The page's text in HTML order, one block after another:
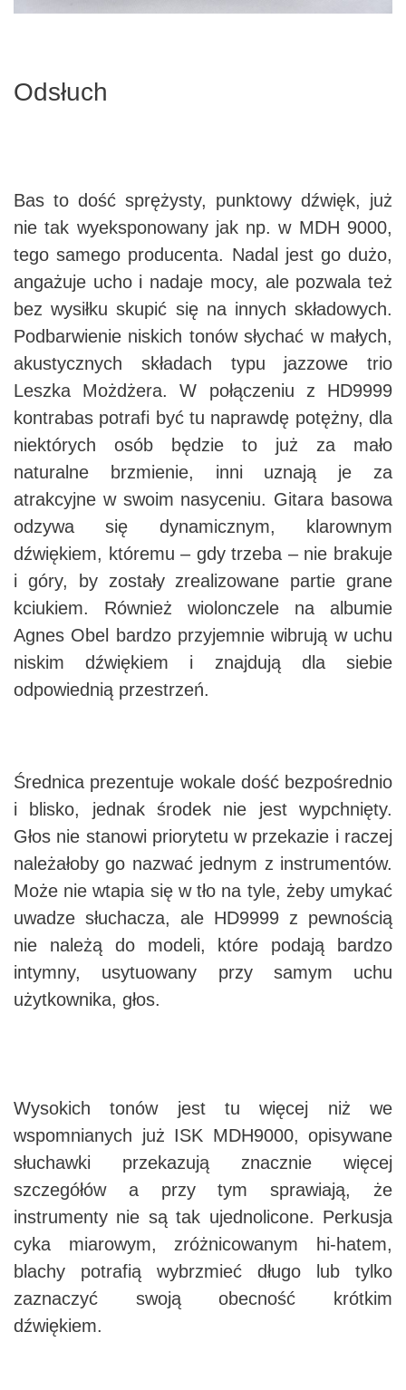
Odsłuch
Bas to dość sprężysty, punktowy dźwięk, już
nie tak wyeksponowany jak np. w MDH 9000,
tego samego producenta. Nadal jest go dużo,
angażuje ucho i nadaje mocy, ale pozwala też
bez wysiłku skupić się na innych składowych.
Podbarwienie niskich tonów słychać w małych,
akustycznych składach typu jazzowe trio
Leszka Możdżera. W połączeniu z HD9999
kontrabas potrafi być tu naprawdę potężny, dla
niektórych osób będzie to już za mało
naturalne brzmienie, inni uznają je za
atrakcyjne w swoim nasyceniu. Gitara basowa
odzywa się dynamicznym, klarownym
dźwiękiem, któremu – gdy trzeba – nie brakuje
i góry, by zostały zrealizowane partie grane
kciukiem. Również wiolonczele na albumie
Agnes Obel bardzo przyjemnie wibrują w uchu
niskim dźwiękiem i znajdują dla siebie
odpowiednią przestrzeń.
Średnica prezentuje wokale dość bezpośrednio
i blisko, jednak środek nie jest wypchnięty.
Głos nie stanowi priorytetu w przekazie i raczej
należałoby go nazwać jednym z instrumentów.
Może nie wtapia się w tło na tyle, żeby umykać
uwadze słuchacza, ale HD9999 z pewnością
nie należą do modeli, które podają bardzo
intymny, usytuowany przy samym uchu
użytkownika, głos.
Wysokich tonów jest tu więcej niż we
wspomnianych już ISK MDH9000, opisywane
słuchawki przekazują znacznie więcej
szczegółów a przy tym sprawiają, że
instrumenty nie są tak ujednolicone. Perkusja
cyka miarowym, zróżnicowanym hi-hatem,
blachy potrafią wybrzmieć długo lub tylko
zaznaczyć swoją obecność krótkim
dźwiękiem.